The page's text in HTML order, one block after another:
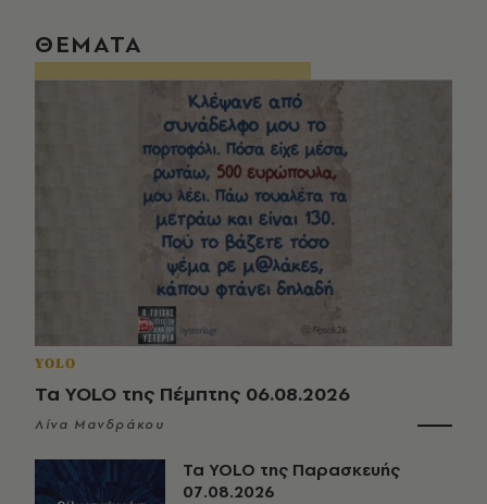
ΘΕΜΑΤΑ
YOLO
Τα YOLO της Πέμπτης 06.08.2026
Λίνα Μανδράκου
Τα YOLO της Παρασκευής
07.08.2026